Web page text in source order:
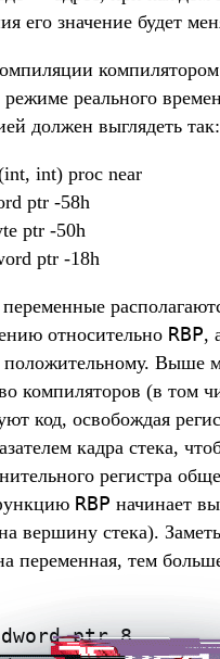
его зна­чение будет
реаль­ного
дол­жен выг­лядеть так:
int) proc near
ptr -58h
ptr -50h
ptr -18h
отно­ситель­но RBP,
Выше
ком­пилято­ров (в том
код, осво­бож­дая
кад­ра сте­ка,
регис­тра
RBP начина­ет
на вер­шину сте­ка).
перемен­ная, тем
dword ptr 8